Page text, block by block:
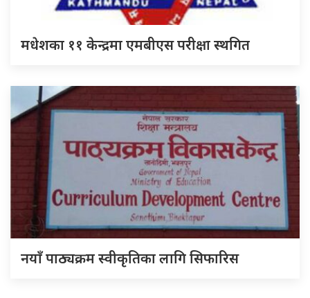
मधेशका ११ केन्द्रमा एमबीएस परीक्षा स्थगित
नयाँ पाठ्यक्रम स्वीकृतिका लागि सिफारिस